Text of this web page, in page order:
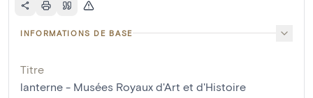
INFORMATIONS DE BASE
Titre
lanterne - Musées Royaux d'Art et d'Histoire